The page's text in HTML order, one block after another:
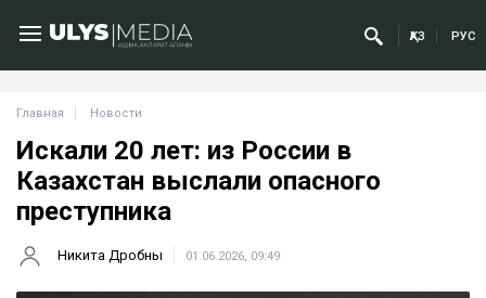
ҚАЗ РУС
Главная Новости
Искали 20 лет: из России в
Казахстан выслали опасного
преступника
Никита Дробны 01.06.2026, 09:49